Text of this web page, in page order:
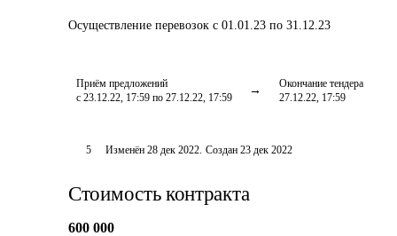
Осуществление перевозок с 01.01.23 по 31.12.23
Приём предложений
с 23.12.22, 17:59 по 27.12.22, 17:59
Окончание тендера
27.12.22, 17:59
5 Изменён 28 дек 2022. Создан 23 дек 2022
Стоимость контракта
600 000